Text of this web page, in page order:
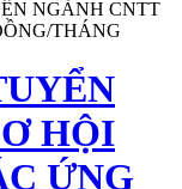
HỘI
ỨNG